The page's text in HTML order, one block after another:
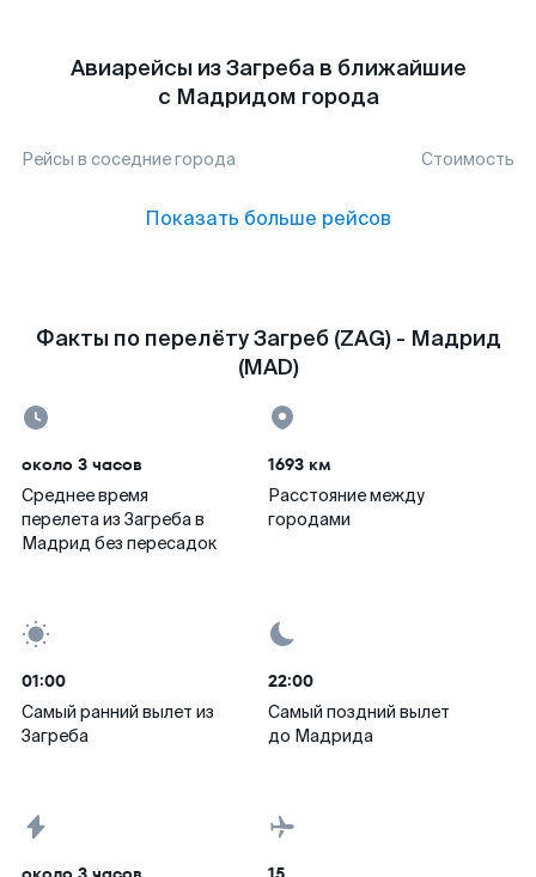
Авиарейсы из Загреба в ближайшие
с Мадридом города
Рейсы в соседние города Стоимость
Показать больше рейсов
Факты по перелёту Загреб (ZAG) - Мадрид
(MAD)
около 3 часов
Среднее время
перелета из Загреба в
Мадрид без пересадок
1693 км
Расстояние между
городами
01:00
Самый ранний вылет из
Загреба
22:00
Самый поздний вылет
до Мадрида